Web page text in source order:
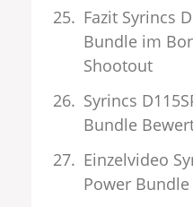
Fazit Syrincs
Bundle im
Shootout
Syrincs
Bundle
Einzelvideo
Power Bundle